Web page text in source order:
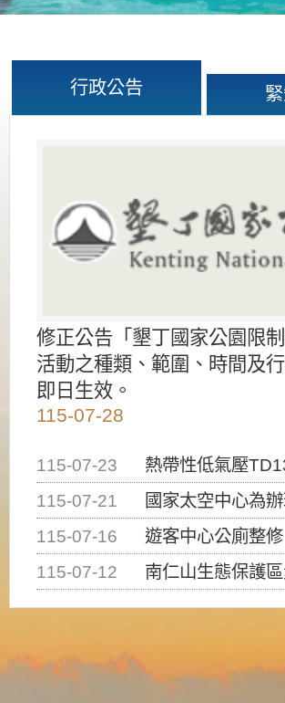
行政公告
修正公告「墾丁國家公園限
活動之種類、範圍、時間及
即日生效。
115-07-28
115-07-23
熱帶性低氣壓
115-07-21
國家太空中心為辦理2026台灣盃火箭競賽，陸、海、空域警戒及
115-07-16
遊客中心公廁整修
115-07-12
南仁山生態保護區步道已完成修復，自115年7月13日（星期一）起恢復